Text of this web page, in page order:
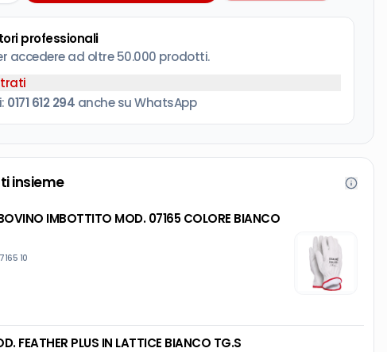
professionali
accedere ad oltre 50.000 prodotti.
0171 612 294 anche su WhatsApp
insieme
IMBOTTITO MOD. 07165 COLORE BIANCO
10
FEATHER PLUS IN LATTICE BIANCO TG.S